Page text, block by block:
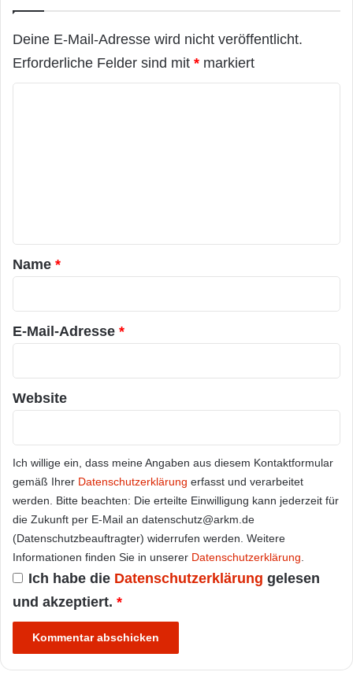
Deine E-Mail-Adresse wird nicht veröffentlicht.
Erforderliche Felder sind mit * markiert
a
r
*
Name *
E-Mail-Adresse *
Website
Ich willige ein, dass meine Angaben aus diesem Kontaktformular
gemäß Ihrer Datenschutzerklärung erfasst und verarbeitet
werden. Bitte beachten: Die erteilte Einwilligung kann jederzeit für
die Zukunft per E-Mail an datenschutz@arkm.de
(Datenschutzbeauftragter) widerrufen werden. Weitere
Informationen finden Sie in unserer Datenschutzerklärung
Ich habe die Datenschutzerklärung gelesen
und akzeptiert. *